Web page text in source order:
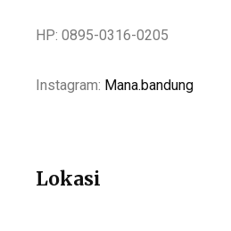
HP: 0895-0316-0205
Instagram: Mana.bandung
Lokasi